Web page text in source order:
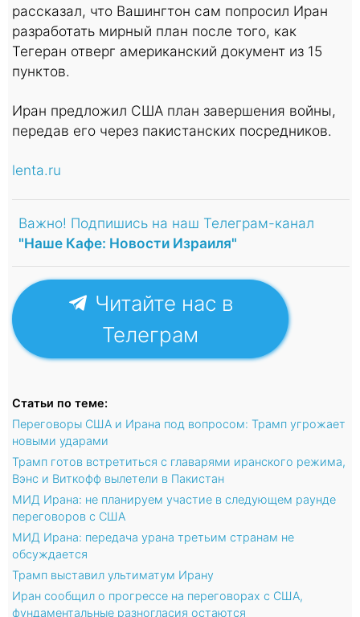
рассказал, что Вашингтон сам попросил Иран
разработать мирный план после того, как
Тегеран отверг американский документ из 15
пунктов.
Иран предложил США план завершения войны,
передав его через пакистанских посредников.
lenta.ru
Важно! Подпишись на наш Телеграм-канал
"Наше Кафе: Новости Израиля"
Читайте нас в
Телеграм
Статьи по теме:
Переговоры США и Ирана под вопросом: Трамп угрожает
новыми ударами
Трамп готов встретиться с главарями иранского режима,
Вэнс и Виткофф вылетели в Пакистан
МИД Ирана: не планируем участие в следующем раунде
переговоров с США
МИД Ирана: передача урана третьим странам не
обсуждается
Трамп выставил ультиматум Ирану
Иран сообщил о прогрессе на переговорах c США,
фундаментальные разногласия остаются